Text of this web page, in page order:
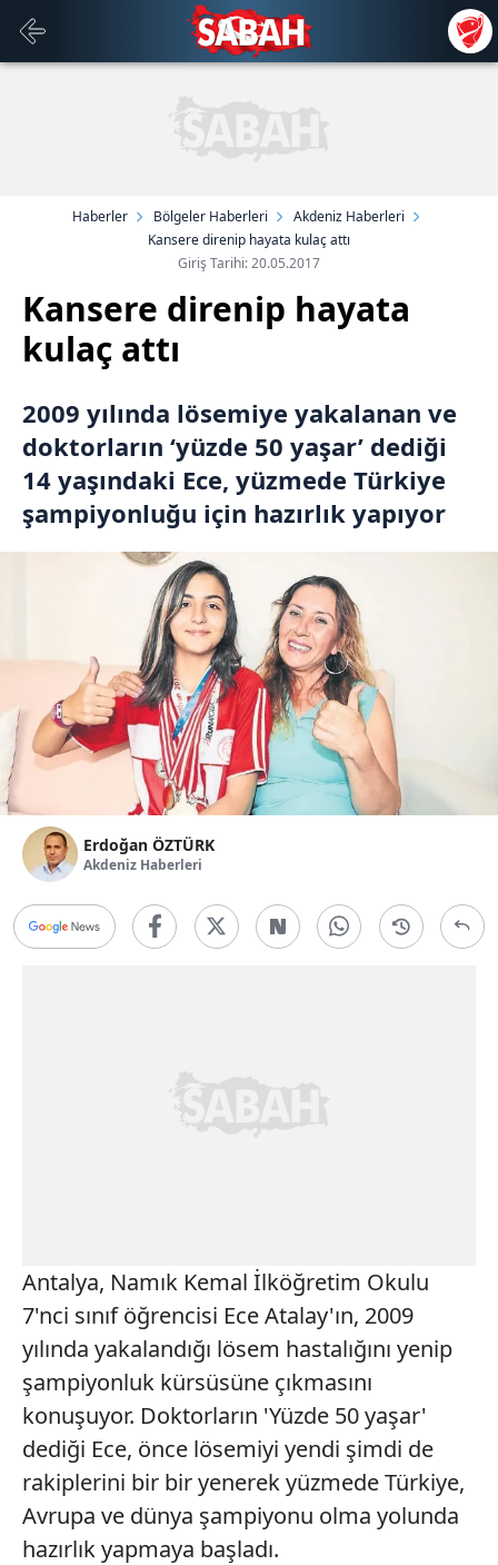
Haberler Bölgeler Haberleri
Akdeniz Haberleri
Kansere direnip hayata kulaç attı
Giriş Tarihi: 20.05.2017
Kansere direnip hayata
kulaç attı
2009 yılında lösemiye yakalanan ve
doktorların ‘yüzde 50 yaşar’ dediği
14 yaşındaki Ece, yüzmede Türkiye
şampiyonluğu için hazırlık yapıyor
Erdoğan ÖZTÜRK
Akdeniz Haberleri
Antalya, Namık Kemal İlköğretim Okulu
7'nci sınıf öğrencisi Ece Atalay'ın, 2009
yılında yakalandığı lösem hastalığını yenip
şampiyonluk kürsüsüne çıkmasını
konuşuyor. Doktorların 'Yüzde 50 yaşar'
dediği Ece, önce lösemiyi yendi şimdi de
rakiplerini bir bir yenerek yüzmede Türkiye,
Avrupa ve dünya şampiyonu olma yolunda
hazırlık yapmaya başladı.